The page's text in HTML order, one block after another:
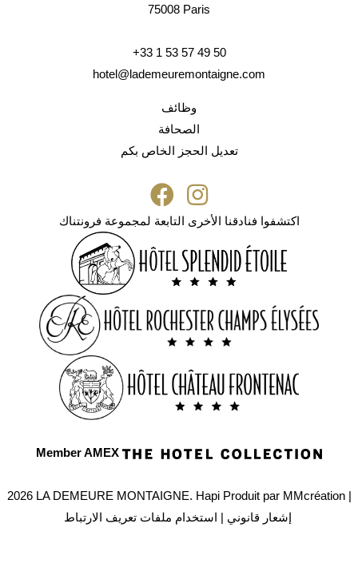
75008 Paris
+33 1 53 57 49 50
hotel@lademeuremontaigne.com
وظائف
الصحافة
تعديل الحجز الخاص بكم
اكتشفوا فنادقنا الأخرى التابعة لمجموعة فرونتناك
Member AMEX
2026 LA DEMEURE MONTAIGNE. HapiProduit par MMcréation|
إشعار قانوني | استخدام ملفات تعريف الارتباط